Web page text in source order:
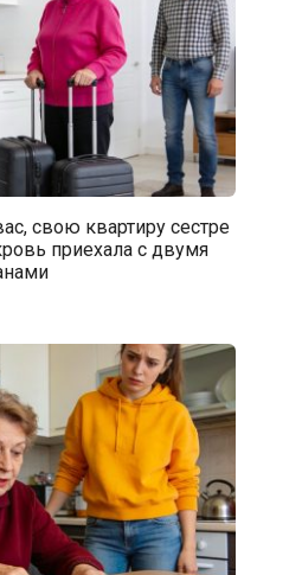
свою квартиру сестре
приехала с двумя